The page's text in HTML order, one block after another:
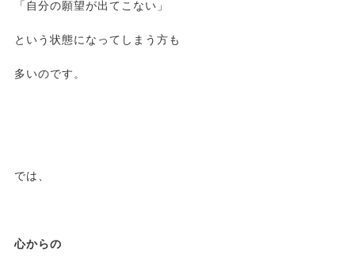
「自分の願望が出てこない」
という状態になってしまう方も
多いのです。
では、
心からの